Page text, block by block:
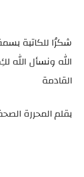
شكرُا للكاتبة
الله ونسأل الله
القادمة
بقلم المحررة